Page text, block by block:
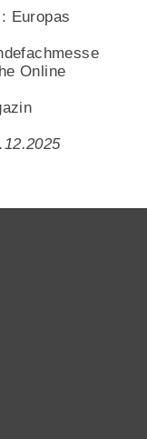
Europas
Online